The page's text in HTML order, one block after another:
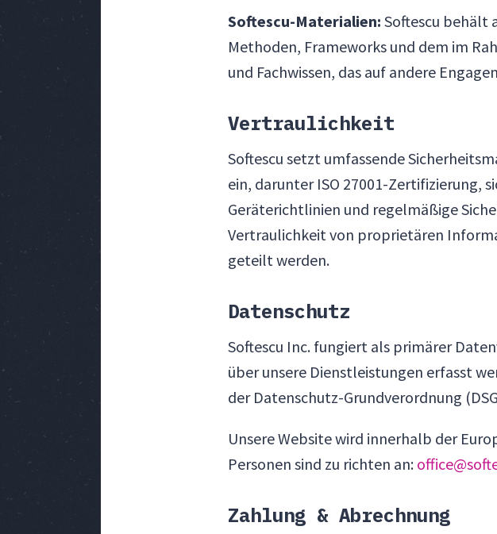
Softescu-Materialien: Softescu behält
Methoden, Frameworks und dem im
und Fachwissen, das auf andere
Vertraulichkeit
Softescu setzt umfassende
ein, darunter ISO 27001-Zertifizierung,
Geräterichtlinien und regelmäßige
Vertraulichkeit von proprietären
geteilt werden.
Datenschutz
Softescu Inc. fungiert als primärer
über unsere Dienstleistungen erfasst
der Datenschutz-Grundverordnung
Unsere Website wird innerhalb der
Personen sind zu richten an:
Zahlung & Abrechnung